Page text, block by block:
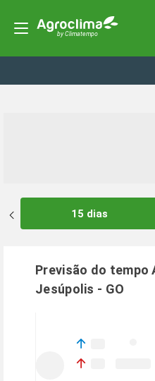
15 dias
Previsão do tempo
Jesúpolis - GO